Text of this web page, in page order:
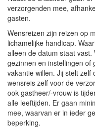
verzorgenden mee,
gasten.
Wensreizen zijn reizen op
lichamelijke handicap.
alleen de datum staat
gezinnen en instellingen of
vakantie willen. Jij stelt
wensreis zelf voor de
ook gastheer/-vrouw is
alle leeftijden. Er gaan
mee, waarvan er in ieder
beperking.